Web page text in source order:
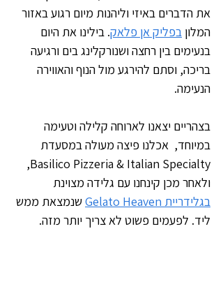
את הדברים באיזי וליהנות מיום רגוע באזור
המלון בפליק אן פלאק. בילינו את היום
בנעימים בין רחצה ושנורקלינג בים ורגיעה
בריכה, וסתם להירגע מול הנוף והאווירה
הנעימה.
בצהריים יצאנו לארוחה קלילה וטעימה
במיוחד,  אכלנו פיצה מעולה במסעדת
Basilico Pizzeria & Italian Specialty,
ולאחר מכן קינחנו עם גלידה מצוינת
בגלידריית Gelato Heaven
שנמצאת ממש
ליד. לפעמים פשוט לא צריך יותר מזה.